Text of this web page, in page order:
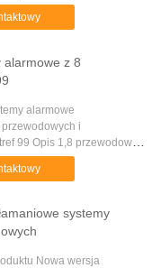
mieszkaniowy, sklepu,
i średnim ...
alarmowe z 8
alarmowe
i
99 Opis 1,8 przewodowe
stref obronne,
pilota zdalnego sterowania
systemy
Nowa wersja